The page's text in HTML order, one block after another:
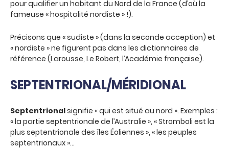
pour qualifier un habitant du Nord de la France (d’où la
fameuse « hospitalité nordiste » !).
Précisons que « sudiste » (dans la seconde acception) et
« nordiste » ne figurent pas dans les dictionnaires de
référence (Larousse, Le Robert, l’Académie française).
SEPTENTRIONAL/MÉRIDIONAL
Septentrionalsignifie « qui est situé au nord ». Exemples :
« la partie septentrionale de l’Australie », « Stromboli est la
plus septentrionale des îles Éoliennes », « les peuples
septentrionaux »…